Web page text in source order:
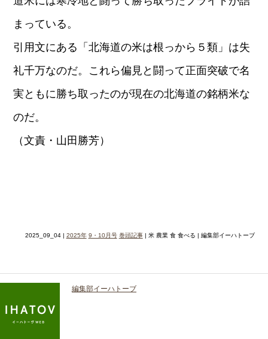
まっている。
引用文にある「北海道の米は根っから５類」は失
礼千万なのだ。これら偏見と闘って正面突破で名
実ともに勝ち取ったのが現在の北海道の銘柄米な
のだ。
（文責・山田勝芳）
2025_09_04 | 2025年 9・10月号 巻頭記事| 米 農業 食 食べる | 編集部イーハトーブ
編集部イーハトーブ